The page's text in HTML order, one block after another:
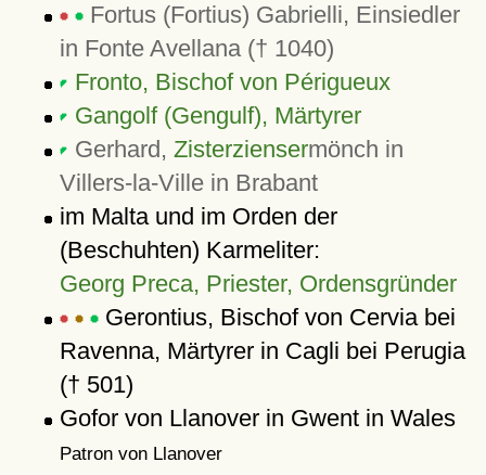
Fortus (Fortius) Gabrielli, Einsiedler
in Fonte Avellana († 1040)
Fronto, Bischof von Périgueux
Gangolf (Gengulf), Märtyrer
Gerhard, Zisterziensermönch in
Villers-la-Ville in Brabant
im Malta und im Orden der
(Beschuhten) Karmeliter:
Georg Preca, Priester, Ordensgründer
Gerontius, Bischof von Cervia bei
Ravenna, Märtyrer in Cagli bei Perugia
(† 501)
Gofor von Llanover in Gwent in Wales
Patron von Llanover